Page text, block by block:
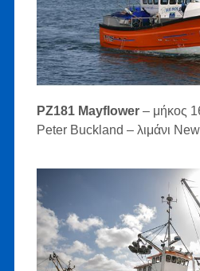
PZ181 Mayflower– μήκος
Peter Buckland – λιμάνι